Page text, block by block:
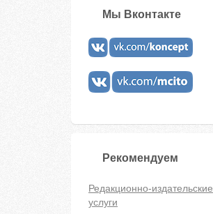
Мы Вконтакте
Рекомендуем
Редакционно-издательские
услуги